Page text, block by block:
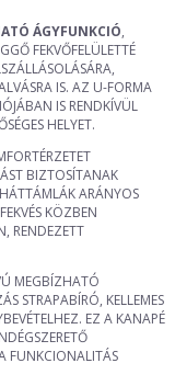
ÁGYFUNKCIÓ,
FEKVŐFELÜLETTÉ
IS. AZ U-FORMA
IS RENDKÍVÜL
HELYET.
BIZTOSÍTANAK
ARÁNYOS
KÖZBEN
RENDEZETT
MEGBÍZHATÓ
STRAPABÍRÓ, KELLEMES
EZ A KANAPÉ
FUNKCIONALITÁS